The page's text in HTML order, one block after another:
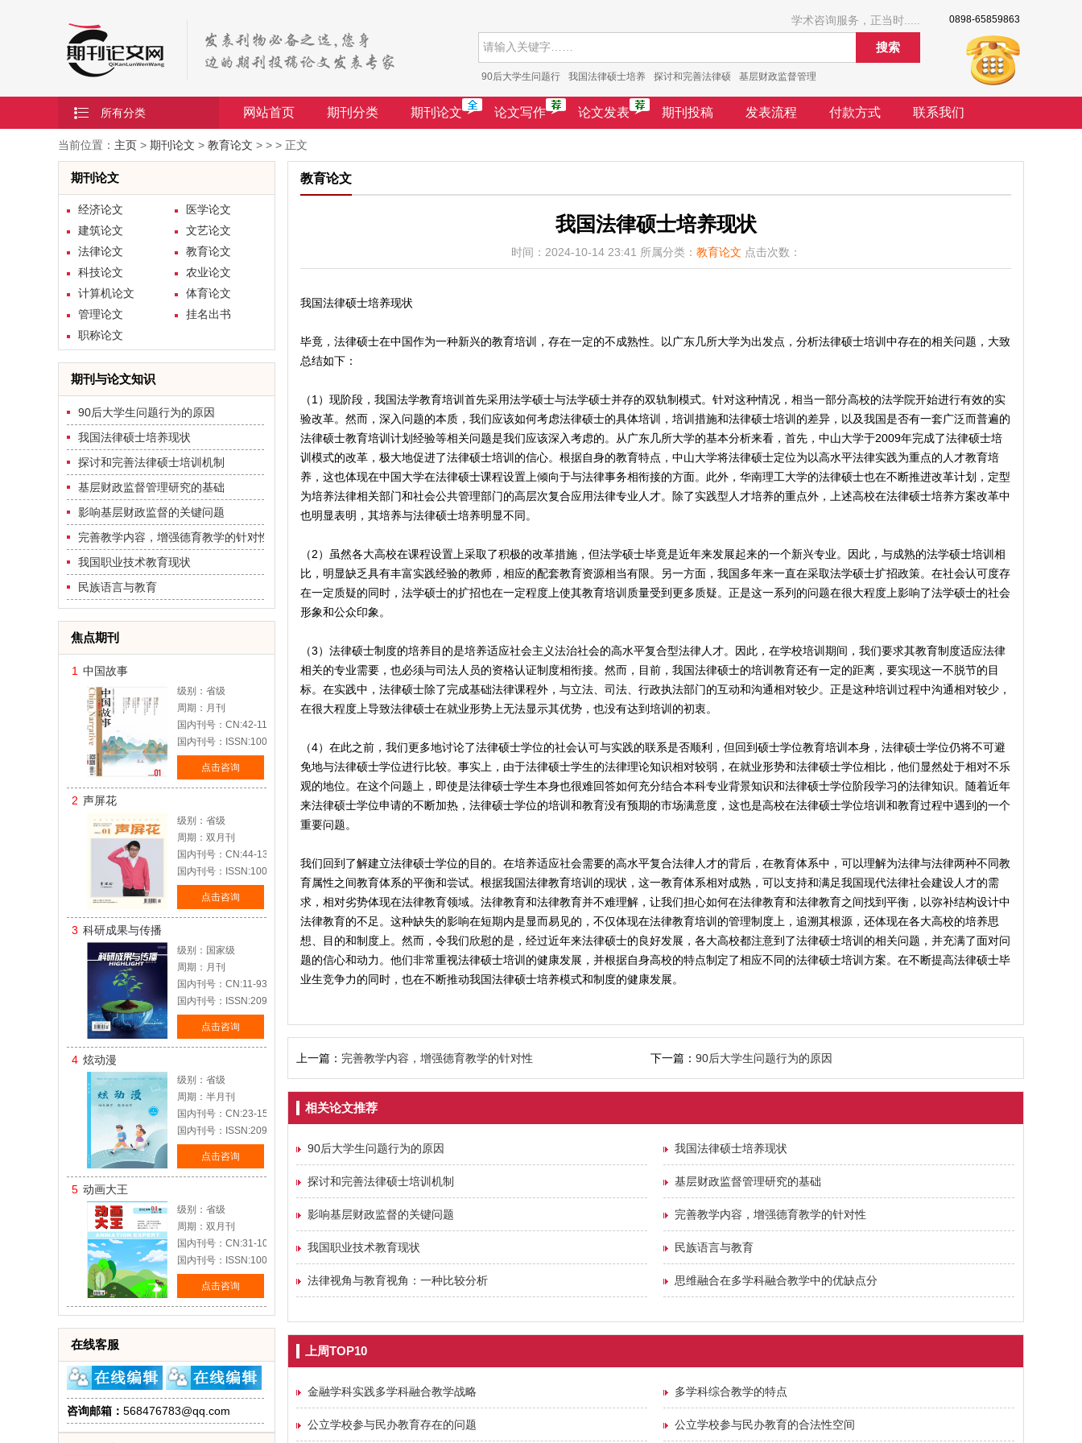
学术咨询服务，正当时.....
搜索
90后大学生问题行 我国法律硕士培养 探讨和完善法律硕 基层财政监督管理
0898-65859863
所有分类 网站首页 期刊分类 期刊论文 论文写作 论文发表 期刊投稿 发表流程 付款方式 联系我们
当前位置： 主页 > 期刊论文 > 教育论文 > > > 正文
期刊论文
经济论文
医学论文
建筑论文
文艺论文
法律论文
教育论文
科技论文
农业论文
计算机论文
体育论文
管理论文
挂名出书
职称论文
期刊与论文知识
90后大学生问题行为的原因
我国法律硕士培养现状
探讨和完善法律硕士培训机制
基层财政监督管理研究的基础
影响基层财政监督的关键问题
完善教学内容，增强德育教学的针对性
我国职业技术教育现状
民族语言与教育
焦点期刊
1 中国故事
级别：省级
周期：月刊
国内刊号：CN:42-1127/I
国内刊号：ISSN:1002-7564
点击咨询
2 声屏花
级别：省级
周期：双月刊
国内刊号：CN:44-1385/J
国内刊号：ISSN:1005-5274
点击咨询
3 科研成果与传播
级别：国家级
周期：月刊
国内刊号：CN:11-9375/N1
国内刊号：ISSN:2096-6393
点击咨询
4 炫动漫
级别：省级
周期：半月刊
国内刊号：CN:23-1577/J
国内刊号：ISSN:2095-2023
点击咨询
5 动画大王
级别：省级
周期：双月刊
国内刊号：CN:31-1074/J
国内刊号：ISSN:1005-7218
点击咨询
在线客服
咨询邮箱： 568476783@qq.com
教育论文
我国法律硕士培养现状
时间：2024-10-14 23:41 所属分类： 教育论文 点击次数：
我国法律硕士培养现状
毕竟，法律硕士在中国作为一种新兴的教育培训，存在一定的不成熟性。以广东几所大学为出发点，分析法律硕士培训中存在的相关问题，大致
总结如下：
（1）现阶段，我国法学教育培训首先采用法学硕士与法学硕士并存的双轨制模式。针对这种情况，相当一部分高校的法学院开始进行有效的实
验改革。然而，深入问题的本质，我们应该如何考虑法律硕士的具体培训，培训措施和法律硕士培训的差异，以及我国是否有一套广泛而普遍的
法律硕士教育培训计划经验等相关问题是我们应该深入考虑的。从广东几所大学的基本分析来看，首先，中山大学于2009年完成了法律硕士培
训模式的改革，极大地促进了法律硕士培训的信心。根据自身的教育特点，中山大学将法律硕士定位为以高水平法律实践为重点的人才教育培
养，这也体现在中国大学在法律硕士课程设置上倾向于与法律事务相衔接的方面。此外，华南理工大学的法律硕士也在不断推进改革计划，定型
为培养法律相关部门和社会公共管理部门的高层次复合应用法律专业人才。除了实践型人才培养的重点外，上述高校在法律硕士培养方案改革中
也明显表明，其培养与法律硕士培养明显不同。
（2）虽然各大高校在课程设置上采取了积极的改革措施，但法学硕士毕竟是近年来发展起来的一个新兴专业。因此，与成熟的法学硕士培训相
比，明显缺乏具有丰富实践经验的教师，相应的配套教育资源相当有限。另一方面，我国多年来一直在采取法学硕士扩招政策。在社会认可度存
在一定质疑的同时，法学硕士的扩招也在一定程度上使其教育培训质量受到更多质疑。正是这一系列的问题在很大程度上影响了法学硕士的社会
形象和公众印象。
（3）法律硕士制度的培养目的是培养适应社会主义法治社会的高水平复合型法律人才。因此，在学校培训期间，我们要求其教育制度适应法律
相关的专业需要，也必须与司法人员的资格认证制度相衔接。然而，目前，我国法律硕士的培训教育还有一定的距离，要实现这一不脱节的目
标。在实践中，法律硕士除了完成基础法律课程外，与立法、司法、行政执法部门的互动和沟通相对较少。正是这种培训过程中沟通相对较少，
在很大程度上导致法律硕士在就业形势上无法显示其优势，也没有达到培训的初衷。
（4）在此之前，我们更多地讨论了法律硕士学位的社会认可与实践的联系是否顺利，但回到硕士学位教育培训本身，法律硕士学位仍将不可避
免地与法律硕士学位进行比较。事实上，由于法律硕士学生的法律理论知识相对较弱，在就业形势和法律硕士学位相比，他们显然处于相对不乐
观的地位。在这个问题上，即使是法律硕士学生本身也很难回答如何充分结合本科专业背景知识和法律硕士学位阶段学习的法律知识。随着近年
来法律硕士学位申请的不断加热，法律硕士学位的培训和教育没有预期的市场满意度，这也是高校在法律硕士学位培训和教育过程中遇到的一个
重要问题。
我们回到了解建立法律硕士学位的目的。在培养适应社会需要的高水平复合法律人才的背后，在教育体系中，可以理解为法律与法律两种不同教
育属性之间教育体系的平衡和尝试。根据我国法律教育培训的现状，这一教育体系相对成熟，可以支持和满足我国现代法律社会建设人才的需
求，相对劣势体现在法律教育领域。法律教育和法律教育并不难理解，让我们担心如何在法律教育和法律教育之间找到平衡，以弥补结构设计中
法律教育的不足。这种缺失的影响在短期内是显而易见的，不仅体现在法律教育培训的管理制度上，追溯其根源，还体现在各大高校的培养思
想、目的和制度上。然而，令我们欣慰的是，经过近年来法律硕士的良好发展，各大高校都注意到了法律硕士培训的相关问题，并充满了面对问
题的信心和动力。他们非常重视法律硕士培训的健康发展，并根据自身高校的特点制定了相应不同的法律硕士培训方案。在不断提高法律硕士毕
业生竞争力的同时，也在不断推动我国法律硕士培养模式和制度的健康发展。
上一篇： 完善教学内容，增强德育教学的针对性 下一篇： 90后大学生问题行为的原因
相关论文推荐
90后大学生问题行为的原因 我国法律硕士培养现状
探讨和完善法律硕士培训机制 基层财政监督管理研究的基础
影响基层财政监督的关键问题 完善教学内容，增强德育教学的针对性
我国职业技术教育现状 民族语言与教育
法律视角与教育视角：一种比较分析 思维融合在多学科融合教学中的优缺点分
上周TOP10
金融学科实践多学科融合教学战略 多学科综合教学的特点
公立学校参与民办教育存在的问题 公立学校参与民办教育的合法性空间